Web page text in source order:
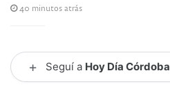
40 minutos atrás
+ Seguí a Hoy Día Córdoba